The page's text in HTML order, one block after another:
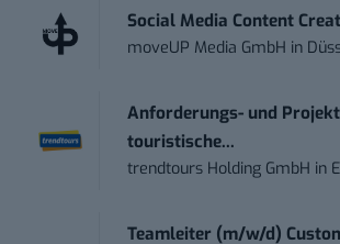
Social Media Content
moveUP Media GmbH in
Anforderungs- und
touristische...
trendtours Holding GmbH in
Teamleiter (m/w/d)